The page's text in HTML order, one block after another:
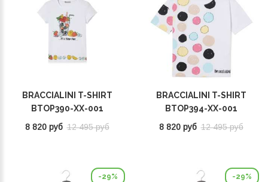
BRACCIALINI T-SHIRT
BTOP390-XX-001
8 820 руб 12 495 руб
BRACCIALINI T-SHIRT
BTOP394-XX-001
8 820 руб 12 495 руб
-29% -29%